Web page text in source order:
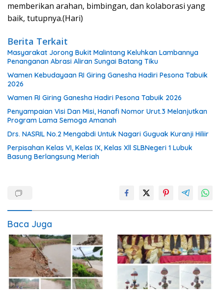
memberikan arahan, bimbingan, dan kolaborasi yang
baik, tutupnya.(Hari)
Berita Terkait
Masyarakat Jorong Bukit Malintang Keluhkan Lambannya
Penanganan Abrasi Aliran Sungai Batang Tiku
Wamen Kebudayaan RI Giring Ganesha Hadiri Pesona Tabuik
2026
Wamen RI Giring Ganesha Hadiri Pesona Tabuik 2026
Penyampaian Visi Dan Misi, Hanafi Nomor Urut.3 Melanjutkan
Program Lama Semoga Amanah
Drs. NASRIL No.2 Mengabdi Untuk Nagari Guguak Kuranji Hiliir
Perpisahan Kelas VI, Kelas IX, Kelas Xll SLBNegeri 1 Lubuk
Basung Berlangsung Meriah
Baca Juga